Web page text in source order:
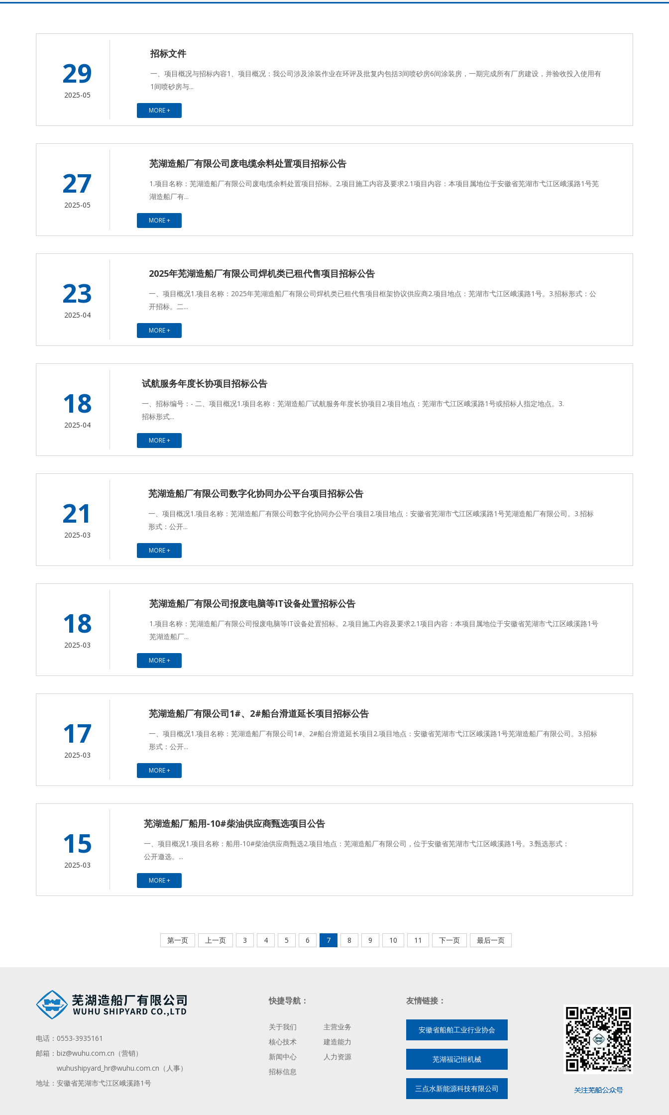
29
2025-05
招标文件
一、项目概况与招标内容1、项目概况：我公司涉及涂装作业在环评及批复内包括3间喷砂房6间涂装房，一期完成所有厂房建设，并验收投入使用有
1间喷砂房与...
MORE +
27
2025-05
芜湖造船厂有限公司废电缆余料处置项目招标公告
1.项目名称：芜湖造船厂有限公司废电缆余料处置项目招标。2.项目施工内容及要求2.1项目内容：本项目属地位于安徽省芜湖市弋江区峨溪路1号芜
湖造船厂有...
MORE +
23
2025-04
2025年芜湖造船厂有限公司焊机类已租代售项目招标公告
一、项目概况1.项目名称：2025年芜湖造船厂有限公司焊机类已租代售项目框架协议供应商2.项目地点：芜湖市弋江区峨溪路1号。3.招标形式：公
开招标。二...
MORE +
18
2025-04
试航服务年度长协项目招标公告
一、招标编号：- 二、项目概况1.项目名称：芜湖造船厂试航服务年度长协项目2.项目地点：芜湖市弋江区峨溪路1号或招标人指定地点。3.
招标形式...
MORE +
21
2025-03
芜湖造船厂有限公司数字化协同办公平台项目招标公告
一、项目概况1.项目名称：芜湖造船厂有限公司数字化协同办公平台项目2.项目地点：安徽省芜湖市弋江区峨溪路1号芜湖造船厂有限公司。3.招标
形式：公开...
MORE +
18
2025-03
芜湖造船厂有限公司报废电脑等IT设备处置招标公告
1.项目名称：芜湖造船厂有限公司报废电脑等IT设备处置招标。2.项目施工内容及要求2.1项目内容：本项目属地位于安徽省芜湖市弋江区峨溪路1号
芜湖造船厂...
MORE +
17
2025-03
芜湖造船厂有限公司1#、2#船台滑道延长项目招标公告
一、项目概况1.项目名称：芜湖造船厂有限公司1#、2#船台滑道延长项目2.项目地点：安徽省芜湖市弋江区峨溪路1号芜湖造船厂有限公司。3.招标
形式：公开...
MORE +
15
2025-03
芜湖造船厂船用-10#柴油供应商甄选项目公告
一、项目概况1.项目名称：船用-10#柴油供应商甄选2.项目地点：芜湖造船厂有限公司，位于安徽省芜湖市弋江区峨溪路1号。3.甄选形式：
公开邀选。...
MORE +
第一页 上一页 3 4 5 6 7 8 9 10 11 下一页 最后一页
电话： 0553-3935161
邮箱： biz@wuhu.com.cn（营销）
wuhushipyard_hr@wuhu.com.cn （人事）
地址：安徽省芜湖市弋江区峨溪路1号
快捷导航：
关于我们
主营业务
核心技术
建造能力
新闻中心
人力资源
招标信息
友情链接：
安徽省船舶工业行业协会
芜湖福记恒机械
三点水新能源科技有限公司